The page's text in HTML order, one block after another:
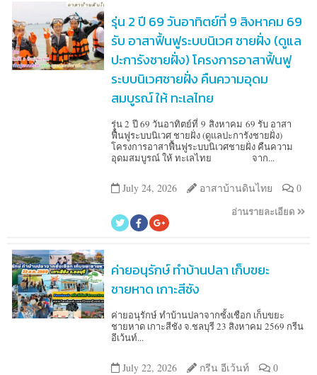
รุ่น 2 ปี 69 วันอาทิตย์ที่ 9 สิงหาคม 69
รับ อาสาฟื้นฟูระบบนิเวศ ชายฝั่ง (ดูแล
ปะการังชายฝั่ง) โครงการอาสาฟื้นฟู
ระบบนิเวศชายฝั่ง คืนความอุดม
สมบูรณ์ ให้ ทะเลไทย
รุ่น 2 ปี 69 วันอาทิตย์ที่ 9 สิงหาคม 69 รับ อาสา
ฟื้นฟูระบบนิเวศ ชายฝั่ง (ดูแลปะการังชายฝั่ง)
โครงการอาสาฟื้นฟูระบบนิเวศชายฝั่ง คืนความ
อุดมสมบูรณ์ ให้ ทะเลไทย จาก...
July 24, 2026 อาสาบ้านดินไทย 0
อ่านรายละเอียด
ค่ายอนุรักษ์ ทำบ้านปลา เก็บขยะ
ชายหาด เกาะสีชัง
ค่ายอนุรักษ์ ทำบ้านปลาจากซั้งเชือก เก็บขยะ
ชายหาด เกาะสีชัง จ.ชลบุรี 23 สิงหาคม 2569 กรีน
อีเว้นท์...
July 22, 2026 กรีน อีเว้นท์ 0